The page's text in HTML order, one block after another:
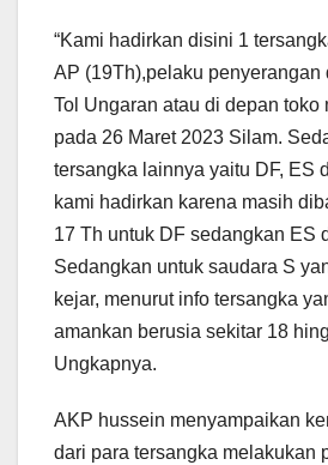
“Kami hadirkan disini 1
AP (19Th),pelaku penyerangan
Tol Ungaran atau di depan toko
pada 26 Maret 2023 Silam.
tersangka lainnya yaitu DF, ES
kami hadirkan karena masih
17 Th untuk DF sedangkan ES
Sedangkan untuk saudara S
kejar, menurut info tersangka
amankan berusia sekitar 18
Ungkapnya.
AKP hussein menyampaikan
dari para tersangka melakukan